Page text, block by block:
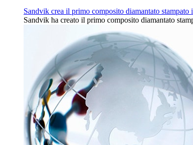
Sandvik crea il primo composito diamantato stampato
Sandvik ha creato il primo composito diamantato